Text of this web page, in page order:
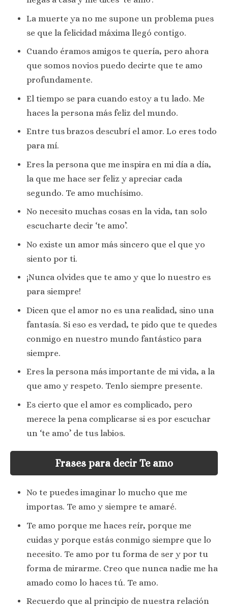
La muerte ya no me supone un problema pues
se que la felicidad máxima llegó contigo.
Cuando éramos amigos te quería, pero ahora
que somos novios puedo decirte que te amo
profundamente.
El tiempo se para cuando estoy a tu lado. Me
haces la persona más feliz del mundo.
Entre tus brazos descubrí el amor. Lo eres todo
para mí.
Eres la persona que me inspira en mi día a día,
la que me hace ser feliz y apreciar cada
segundo. Te amo muchísimo.
No necesito muchas cosas en la vida, tan solo
escucharte decir ‘te amo’.
No existe un amor más sincero que el que yo
siento por ti.
¡Nunca olvides que te amo y que lo nuestro es
para siempre!
Dicen que el amor no es una realidad, sino una
fantasía. Si eso es verdad, te pido que te quedes
conmigo en nuestro mundo fantástico para
siempre.
Eres la persona más importante de mi vida, a la
que amo y respeto. Tenlo siempre presente.
Es cierto que el amor es complicado, pero
merece la pena complicarse si es por escuchar
un ‘te amo’ de tus labios.
Frases para decir Te amo
No te puedes imaginar lo mucho que me
importas. Te amo y siempre te amaré.
Te amo porque me haces reír, porque me
cuidas y porque estás conmigo siempre que lo
necesito. Te amo por tu forma de ser y por tu
forma de mirarme. Creo que nunca nadie me ha
amado como lo haces tú. Te amo.
Recuerdo que al principio de nuestra relación